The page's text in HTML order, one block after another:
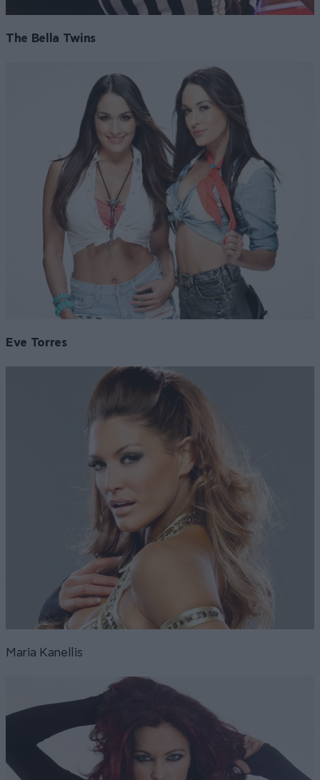
The Bella Twins
Eve Torres
Maria Kanellis